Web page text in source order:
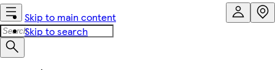
Skip to main content
Skip to search